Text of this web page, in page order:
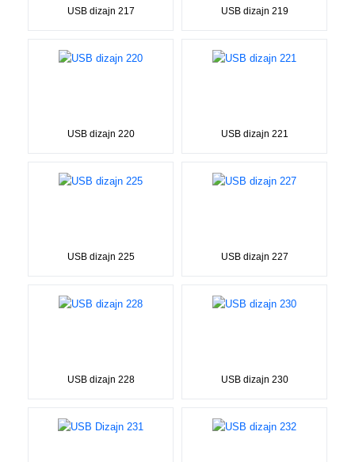
USB dizajn 217 USB dizajn 219
USB dizajn 220 USB dizajn 221
USB dizajn 225 USB dizajn 227
USB dizajn 228 USB dizajn 230